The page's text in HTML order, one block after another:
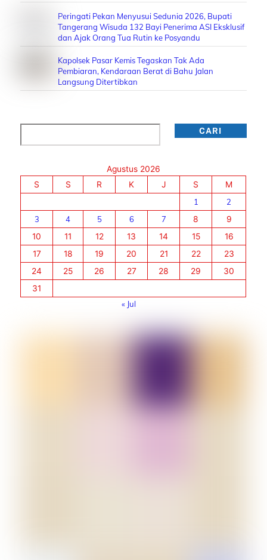
Peringati Pekan Menyusui Sedunia 2026, Bupati
Tangerang Wisuda 132 Bayi Penerima ASI Eksklusif
dan Ajak Orang Tua Rutin ke Posyandu
Kapolsek Pasar Kemis Tegaskan Tak Ada
Pembiaran, Kendaraan Berat di Bahu Jalan
Langsung Ditertibkan
CARI
Agustus 2026
S
S R K J S
M
1
2
3
4 5 6 7 8
9
10
11 12 13 14 15
16
17
18 19 20 21 22
23
24
25 26 27 28 29
30
31
« Jul